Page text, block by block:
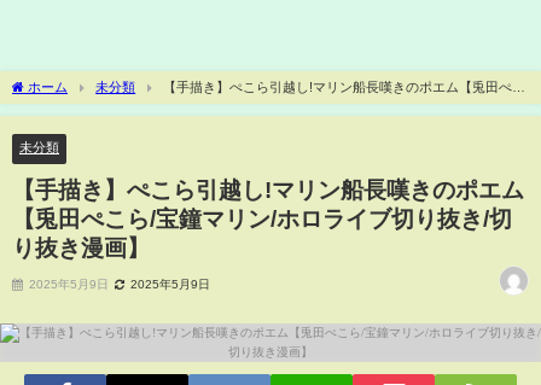
ホーム 未分類
【手描き】ぺこら引越し!マリン船長嘆きのポエム【兎田ぺこ
ら/宝鐘マリン/ホロライブ切り抜き/切り抜き漫画】
未分類
【手描き】ぺこら引越し!マリン船長嘆きのポエム
【兎田ぺこら/宝鐘マリン/ホロライブ切り抜き/切
り抜き漫画】
2025年5月9日 2025年5月9日